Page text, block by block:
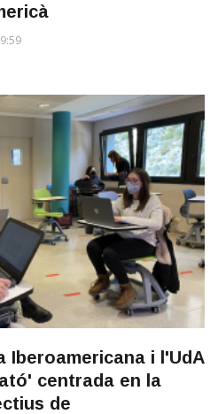
Iberoamericana i l'UdA
centrada en la
de